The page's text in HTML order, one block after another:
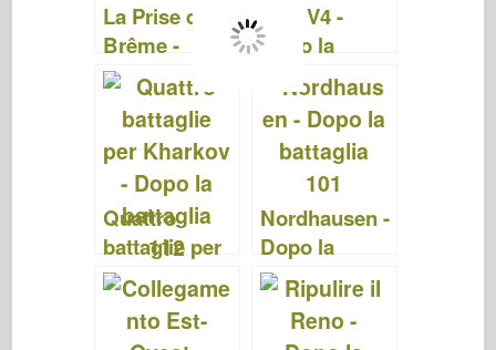
La Prise de
Brême -
Dopo la
battaglia 135
(After The
Battle 135)
V3 e V4 -
Dopo la
battaglia 114
Quattro
battaglie per
Kharkov -
Dopo la
battaglia 112
Nordhausen -
Dopo la
battaglia 101